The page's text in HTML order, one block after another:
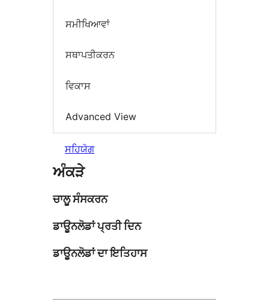
ਸਮੀਖਿਆਵਾਂ
ਸਥਾਪਤੀਕਰਨ
ਵਿਕਾਸ
Advanced View
ਸਹਿਯੋਗ
ਅੰਕੜੇ
ਚਾਲੂ ਸੰਸਕਰਨ
ਡਾਊਨਲੋਡਾਂ ਪ੍ਰਤੀ ਦਿਨ
ਡਾਊਨਲੋਡਾਂ ਦਾ ਇਤਿਹਾਸ